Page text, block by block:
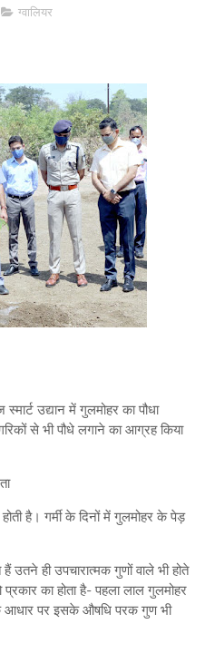
ग्वालियर
उद्यान में गुलमोहर का पौधा
से भी पौधे लगाने का आग्रह किया
है। गर्मी के दिनों में गुलमोहर के पेड़
ही उपचारात्मक गुणों वाले भी होते
का होता है- पहला लाल गुलमोहर
आधार पर इसके औषधि परक गुण भी